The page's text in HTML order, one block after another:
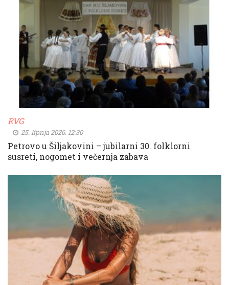
RVG
25. lipnja 2026. 12:30
Petrovo u Šiljakovini – jubilarni 30. folklorni
susreti, nogomet i večernja zabava